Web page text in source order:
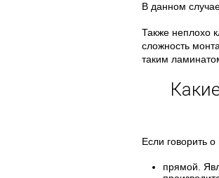
В данном
Также неплохо
сложность
таким
Если говорить
прямой.